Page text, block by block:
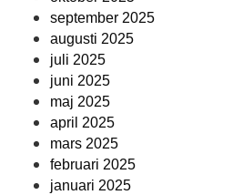
september 2025
augusti 2025
juli 2025
juni 2025
maj 2025
april 2025
mars 2025
februari 2025
januari 2025